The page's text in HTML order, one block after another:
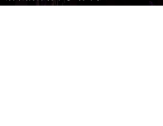
打造一次难忘的现场体验。